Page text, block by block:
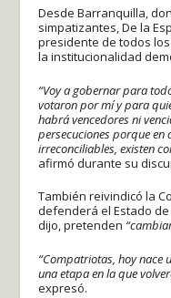
Desde Barranquilla,
simpatizantes, De la
presidente de todos
la institucionalidad
“Voy a gobernar para
votaron por mí y para
habrá vencedores ni
persecuciones porque en
irreconciliables, existen
afirmó durante su
También reivindicó la
defenderá el Estado
dijo, pretenden
“Compatriotas, hoy nace
una etapa en la que
expresó.